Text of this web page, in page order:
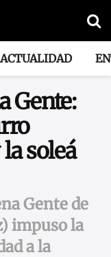
ACTUALIDAD
Gente:
soleá
Gente de
impuso la
a la